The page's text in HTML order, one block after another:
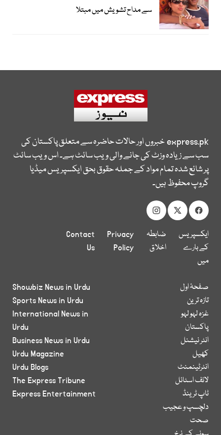
سے مداح تشویش میں مبتلا
express.pkخبروں اور حالات حاضرہ سے متعلق پاکستان کی
سب سے زیادہ وزٹ کی جانے والی ویب سائٹ ہے۔ اس ویب سائٹ
پر شائع شدہ تمام مواد کے جملہ حقوق بحق ایکسپریس میڈیا
گروپ محفوظ ہیں۔
ایکسپریس
کے بارے
میں
ضابطہ
اخلاق
Privacy
Policy
Contact
Us
صفحۂ اول
تازہ ترین
غزہ لہو لہو
پاکستان
انٹر نیشنل
کھیل
انٹرٹینمنٹ
لائف اسٹائل
ٹاپ ٹرینڈ
دلچسپ و عجیب
صحت
Showbiz News in Urdu
Sports News in Urdu
International News in
Urdu
Business News in Urdu
Urdu Magazine
Urdu Blogs
The Express Tribune
Express Entertainment